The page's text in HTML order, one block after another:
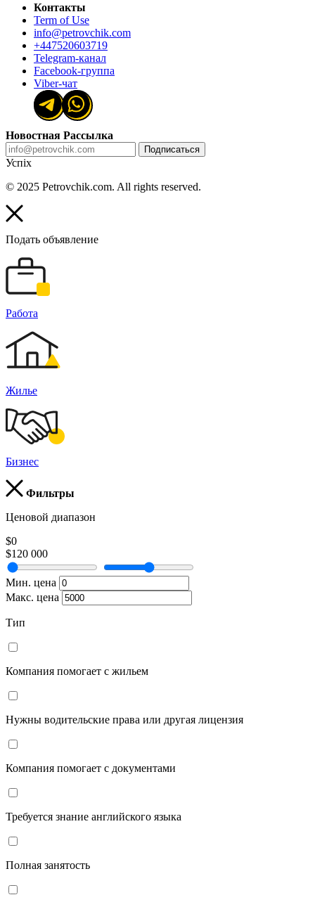
Контакты
Term of Use
info@petrovchik.com
+447520603719
Telegram-канал
Facebook-группа
Viber-чат
Новостная Рассылка
Подписаться
Успіх
© 2025 Petrovchik.com. All rights reserved.
Подать объявление
Работа
Жилье
Бизнес
Фильтры
Ценовой диапазон
$0
$120 000
Мин. цена
Макс. цена
Тип
Компания помогает с жильем
Нужны водительские права или другая лицензия
Компания помогает с документами
Требуется знание английского языка
Полная занятость